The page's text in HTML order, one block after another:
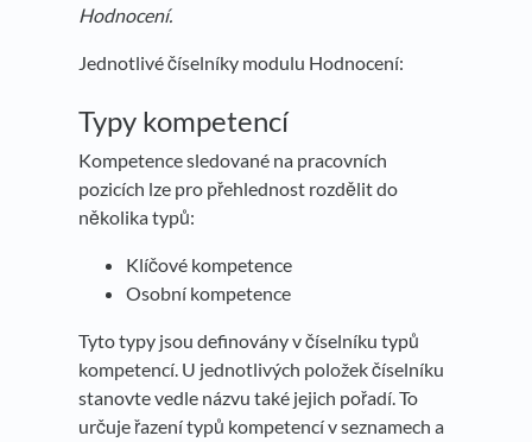
Hodnocení.
Jednotlivé číselníky modulu Hodnocení:
Typy kompetencí
Kompetence sledované na pracovních
pozicích lze pro přehlednost rozdělit do
několika typů:
Klíčové kompetence
Osobní kompetence
Tyto typy jsou definovány v číselníku typů
kompetencí. U jednotlivých položek číselníku
stanovte vedle názvu také jejich pořadí. To
určuje řazení typů kompetencí v seznamech a